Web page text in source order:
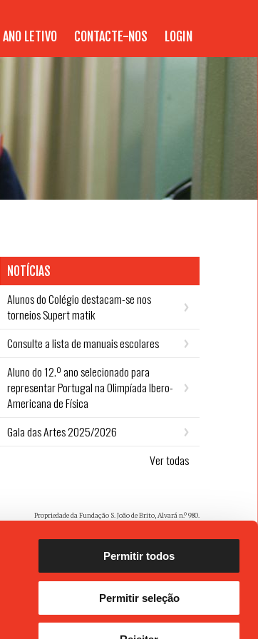
Permitir todos
Permitir seleção
ANO LETIVO CONTACTE-NOS LOGIN
NOTÍCIAS
Alunos do Colégio destacam-se nos
torneios Supert matik
Consulte a lista de manuais escolares
Aluno do 12.º ano selecionado para
representar Portugal na Olimpíada Ibero-
Americana de Física
Gala das Artes 2025/2026
Ver todas
Propriedade da Fundação S. João de Brito, Alvará n.º 980.